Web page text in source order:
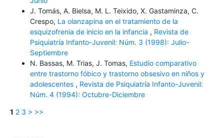
J. Tomás, A. Bielsa, M. L. Teixido, X. Gastaminza, C.
Crespo, La olanzapina en el tratamiento de la
esquizofrenia de inicio en la infancia , Revista de
Psiquiatría Infanto-Juvenil: Núm. 3 (1998): Julio-
Septiembre
N. Bassas, M. Trias, J. Tomas, Estudio comparativo
entre trastorno fóbico y trastorno obsesivo en niños y
adolescentes , Revista de Psiquiatría Infanto-Juvenil:
Núm. 4 (1994): Octubre-Diciembre
1 2 3 > >>